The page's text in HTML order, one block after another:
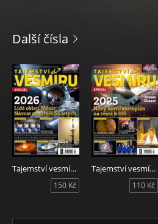
Další čísla
Tajemství vesmíru SPECIÁL zima 2026
150 Kč
Tajemství vesmíru SPECIÁL zima 2025
110 Kč